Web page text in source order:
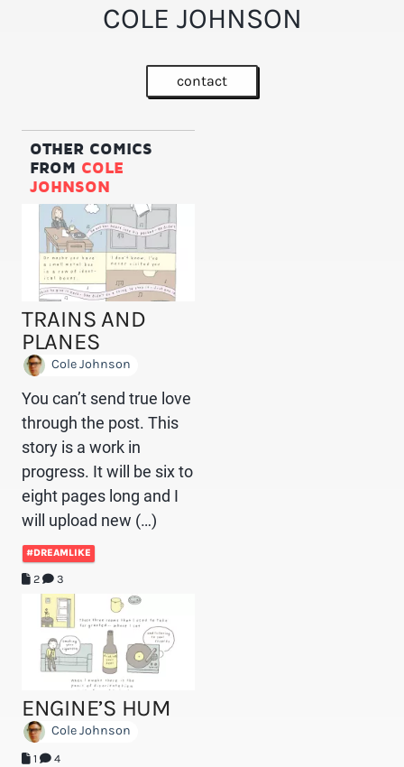
COLE JOHNSON
contact
OTHER COMICS
FROM COLE
JOHNSON
TRAINS AND
PLANES
Cole Johnson
You can’t send true love
through the post. This
story is a work in
progress. It will be six to
eight pages long and I
will upload new (…)
#DREAMLIKE
2 3
ENGINE’S HUM
Cole Johnson
1 4